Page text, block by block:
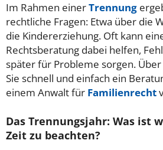
Im Rahmen einerTrennung
rechtliche Fragen: Etwa über die
die Kindererziehung. Oft kann
Rechtsberatung dabei helfen,
später für Probleme sorgen.
Sie schnell und einfach ein
einem Anwalt für Familienrecht
Das Trennungsjahr: Was ist
Zeit zu beachten?